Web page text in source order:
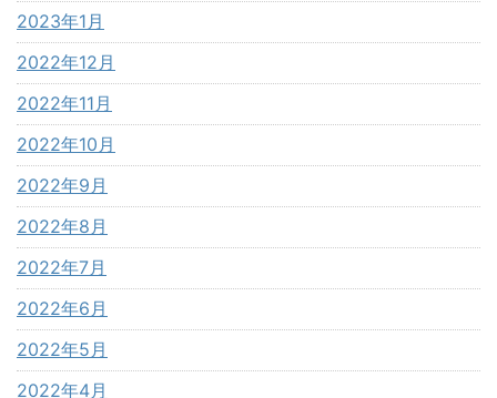
2023年1月
2022年12月
2022年11月
2022年10月
2022年9月
2022年8月
2022年7月
2022年6月
2022年5月
2022年4月